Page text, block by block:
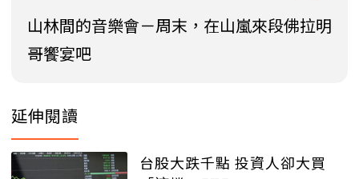
山林間的音樂會－周末，在山嵐來段佛拉明
哥饗宴吧
延伸閱讀
台股大跌千點 投資人卻大買